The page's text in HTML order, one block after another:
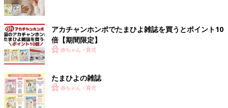
アカチャンホンポでたまひよ雑誌を買うとポイント10
倍【期間限定】
赤ちゃん・育児
たまひよの雑誌
赤ちゃん・育児